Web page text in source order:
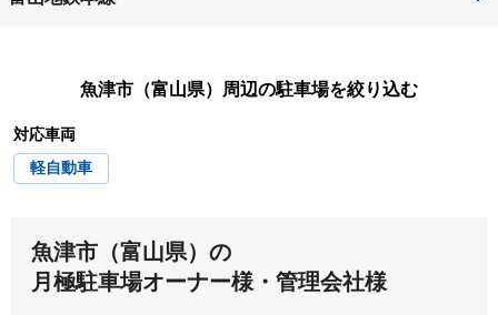
電鉄魚津
魚津市（富山県） 周辺の駐車場を絞り込む
対応車両
軽自動車
魚津市（富山県）の
月極駐車場オーナー様・管理会社様